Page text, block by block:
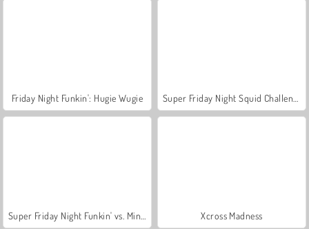
Friday Night Funkin': Hugie Wugie
Xcross Madness